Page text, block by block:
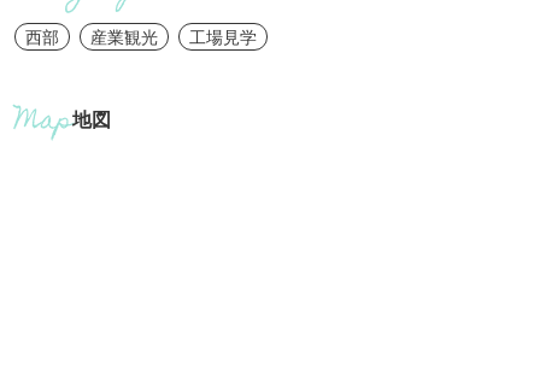
西部 産業観光 工場見学
地図